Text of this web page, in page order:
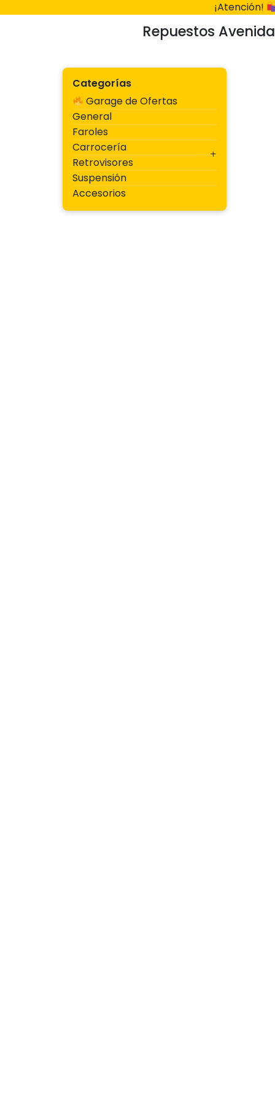
¡Atención!
Repuestos Avenida
Categorías
Garage de Ofertas
General
Faroles
Carrocería
Retrovisores
Suspensión
Accesorios